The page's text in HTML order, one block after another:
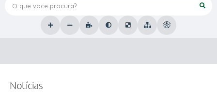
O que voce procura?
Notícias